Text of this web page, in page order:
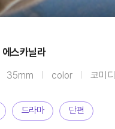
스카닐라
35mm color 코미디
드라마 단편